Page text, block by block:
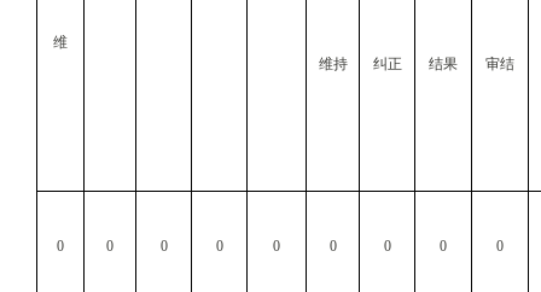
维
维持 纠正 结果 审结
0 0 0 0 0 0 0 0 0